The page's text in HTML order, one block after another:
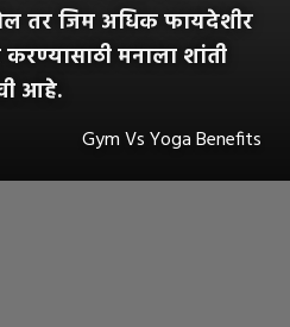
तर जिम अधिक फायदेशीर
मनाला शांती
आहे.
Gym Vs Yoga Benefits